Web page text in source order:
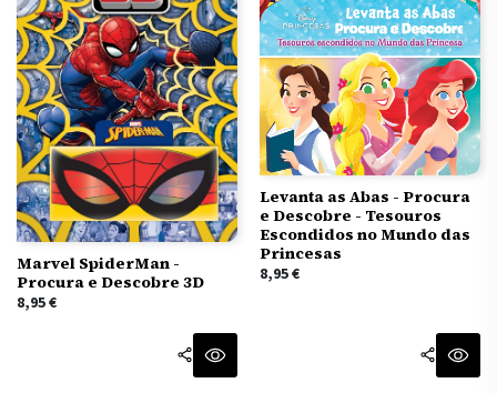
Marvel SpiderMan -
Procura e Descobre 3D
8,95€
Levanta as Abas - Procura
e Descobre - Tesouros
Escondidos no Mundo das
Princesas
8,95€